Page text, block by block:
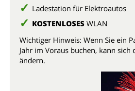
Ladestation für Elektroautos
KOSTENLOSES WLAN
Wichtiger Hinweis: Wenn Sie ein
Jahr im Voraus buchen, kann sich
ändern.